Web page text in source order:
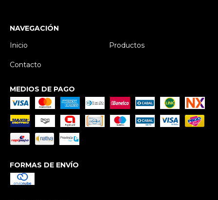
NAVEGACIÓN
Inicio
Productos
Contacto
MEDIOS DE PAGO
FORMAS DE ENVÍO